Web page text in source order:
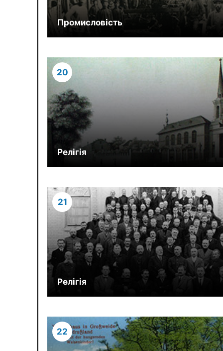
Промисловість
20
Релігія
21
Релігія
22